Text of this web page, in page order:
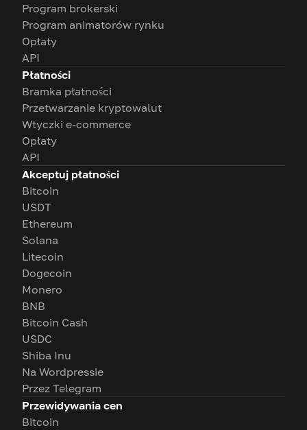
Program brokerski
Program animatorów rynku
Opłaty
API
Płatności
Bramka płatności
Przetwarzanie kryptowalut
Wtyczki e-commerce
Opłaty
API
Akceptuj płatności
Bitcoin
USDT
Ethereum
Solana
Litecoin
Dogecoin
Monero
BNB
Bitcoin Cash
USDC
Shiba Inu
Na Wordpressie
Przez Telegram
Przewidywania cen
Bitcoin